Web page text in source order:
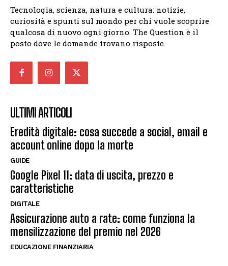
Tecnologia, scienza, natura e cultura: notizie,
curiosità e spunti sul mondo per chi vuole scoprire
qualcosa di nuovo ogni giorno. The Question è il
posto dove le domande trovano risposte.
ULTIMI ARTICOLI
Eredità digitale: cosa succede a social, email e
account online dopo la morte
GUIDE
Google Pixel 11: data di uscita, prezzo e
caratteristiche
DIGITALE
Assicurazione auto a rate: come funziona la
mensilizzazione del premio nel 2026
EDUCAZIONE FINANZIARIA